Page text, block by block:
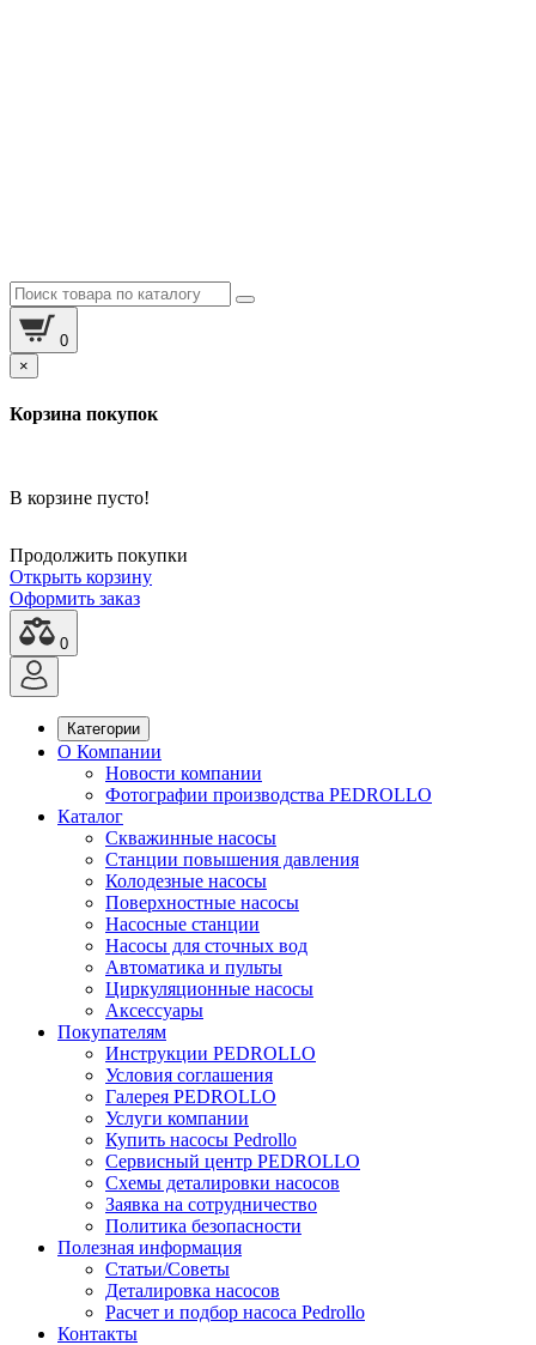
0
×
Корзина покупок
В корзине пусто!
Продолжить покупки
Открыть корзину
Оформить заказ
0
Категории
О Компании
Новости компании
Фотографии производства PEDROLLO
Каталог
Скважинные насосы
Станции повышения давления
Колодезные насосы
Поверхностные насосы
Насосные станции
Насосы для сточных вод
Автоматика и пульты
Циркуляционные насосы
Аксессуары
Покупателям
Инструкции PEDROLLO
Условия соглашения
Галерея PEDROLLO
Услуги компании
Купить насосы Pedrollo
Сервисный центр PEDROLLO
Схемы деталировки насосов
Заявка на сотрудничество
Политика безопасности
Полезная информация
Статьи/Советы
Деталировка насосов
Расчет и подбор насоса Pedrollo
Контакты